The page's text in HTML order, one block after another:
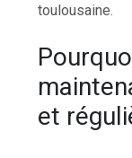
toulousaine.
et